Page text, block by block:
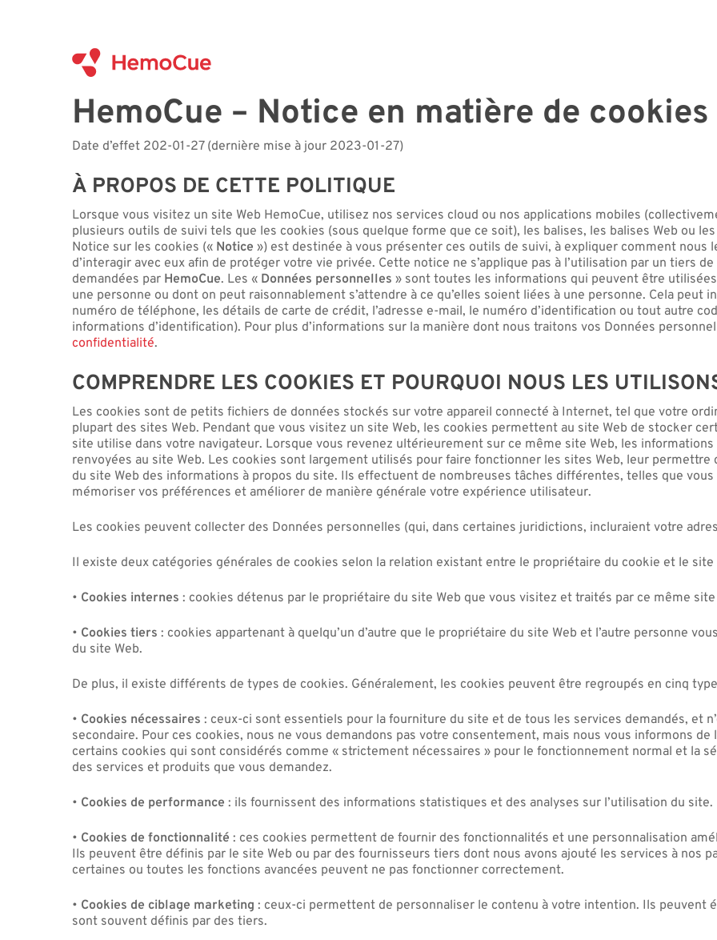
HemoCue – Notice en matière de cookies
Date d’effet 202-01-27 (dernière mise à jour 2023-01-27)
À PROPOS DE CETTE POLITIQUE
Lorsque vous visitez un site Web HemoCue, utilisez nos services cloud ou nos applications mobiles
plusieurs outils de suivi tels que les cookies (sous quelque forme que ce soit), les balises, les balises Web ou
Notice sur les cookies (« Notice ») est destinée à vous présenter ces outils de suivi, à expliquer comment
d’interagir avec eux afin de protéger votre vie privée. Cette notice ne s’applique pas à l’utilisation par un tiers
demandées par HemoCue. Les « Données personnelles » sont toutes les informations qui peuvent être
une personne ou dont on peut raisonnablement s’attendre à ce qu’elles soient liées à une personne. Cela peut
numéro de téléphone, les détails de carte de crédit, l’adresse e-mail, le numéro d’identification ou tout autre
informations d’identification). Pour plus d’informations sur la manière dont nous traitons vos Données
confidentialité.
COMPRENDRE LES COOKIES ET POURQUOI NOUS LES
Les cookies sont de petits fichiers de données stockés sur votre appareil connecté à Internet, tel que votre
plupart des sites Web. Pendant que vous visitez un site Web, les cookies permettent au site Web de stocker
site utilise dans votre navigateur. Lorsque vous revenez ultérieurement sur ce même site Web, les
renvoyées au site Web. Les cookies sont largement utilisés pour faire fonctionner les sites Web, leur
du site Web des informations à propos du site. Ils effectuent de nombreuses tâches différentes, telles que
mémoriser vos préférences et améliorer de manière générale votre expérience utilisateur.
Les cookies peuvent collecter des Données personnelles (qui, dans certaines juridictions, incluraient votre
Il existe deux catégories générales de cookies selon la relation existant entre le propriétaire du cookie et le
• Cookies internes : cookies détenus par le propriétaire du site Web que vous visitez et traités par ce même site
• Cookies tiers : cookies appartenant à quelqu’un d’autre que le propriétaire du site Web et l’autre personne
du site Web.
De plus, il existe différents de types de cookies. Généralement, les cookies peuvent être regroupés en cinq
• Cookies nécessaires : ceux-ci sont essentiels pour la fourniture du site et de tous les services demandés, et
secondaire. Pour ces cookies, nous ne vous demandons pas votre consentement, mais nous vous informons
certains cookies qui sont considérés comme « strictement nécessaires » pour le fonctionnement normal et la
des services et produits que vous demandez.
• Cookies de performance : ils fournissent des informations statistiques et des analyses sur l’utilisation du site.
• Cookies de fonctionnalité : ces cookies permettent de fournir des fonctionnalités et une personnalisation
Ils peuvent être définis par le site Web ou par des fournisseurs tiers dont nous avons ajouté les services à nos
certaines ou toutes les fonctions avancées peuvent ne pas fonctionner correctement.
• Cookies de ciblage marketing : ceux-ci permettent de personnaliser le contenu à votre intention. Ils peuvent
sont souvent définis par des tiers.